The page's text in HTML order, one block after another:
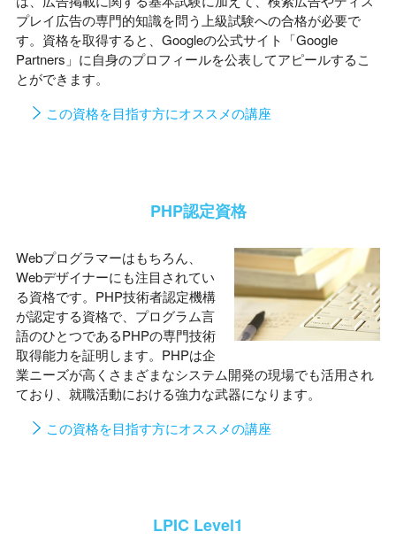
プレイ広告の専門的知識を問う上級試験への合格が必要で
す。資格を取得すると、Googleの公式サイト「Google
Partners」に自身のプロフィールを公表してアピールするこ
とができます。
この資格を目指す方にオススメの講座
PHP認定資格
Webプログラマーはもちろん、
Webデザイナーにも注目されてい
る資格です。PHP技術者認定機構
が認定する資格で、プログラム言
語のひとつであるPHPの専門技術
取得能力を証明します。PHPは企
業ニーズが高くさまざまなシステム開発の現場でも活用され
ており、就職活動における強力な武器になります。
この資格を目指す方にオススメの講座
LPIC Level1